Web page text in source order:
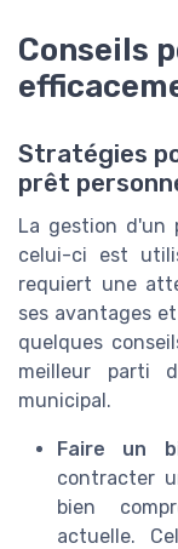
Conseils
Stratégies
prêt
La gestion d'un
celui-ci est
requiert une
ses avantages
quelques
meilleur parti
municipal.
Faire un
contracter
bien
actuelle.